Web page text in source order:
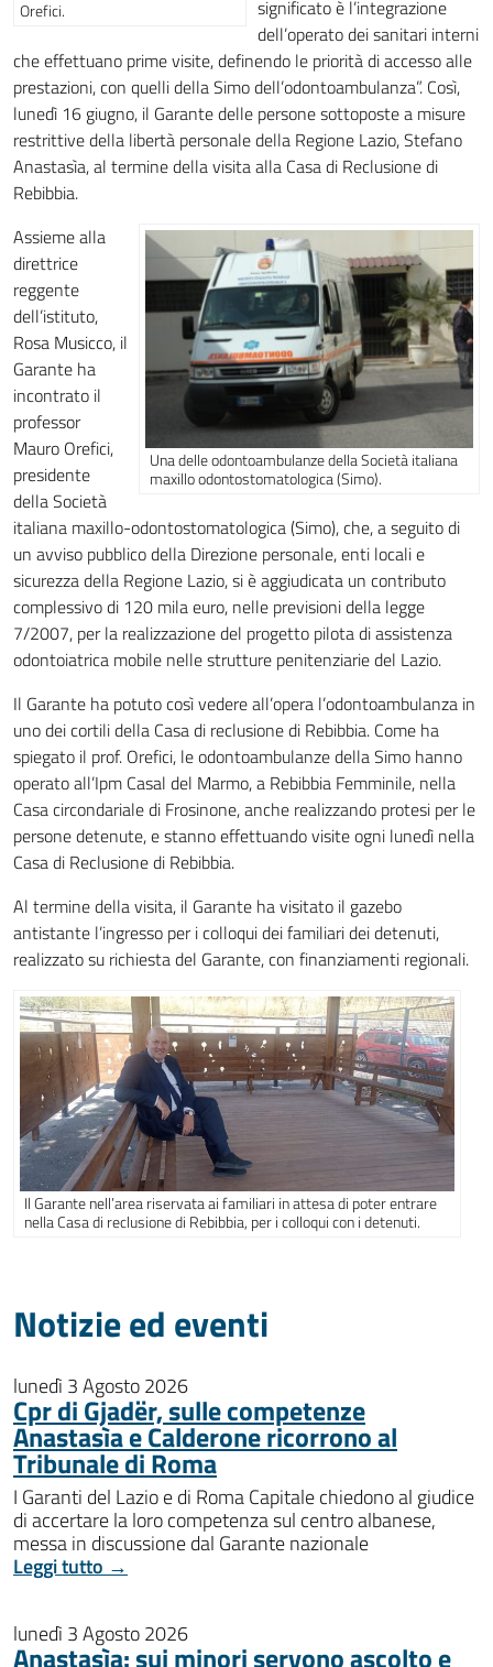
Orefici.
significato è l’integrazione
dell’operato dei sanitari interni
che effettuano prime visite, definendo le priorità di accesso alle
prestazioni, con quelli della Simo dell’odontoambulanza”. Così,
lunedì 16 giugno, il Garante delle persone sottoposte a misure
restrittive della libertà personale della Regione Lazio, Stefano
Anastasìa, al termine della visita alla Casa di Reclusione di
Rebibbia.
Una delle odontoambulanze della Società italiana
maxillo odontostomatologica (Simo).
Assieme alla
direttrice
reggente
dell’istituto,
Rosa Musicco, il
Garante ha
incontrato il
professor
Mauro Orefici,
presidente
della Società
italiana maxillo-odontostomatologica (Simo), che, a seguito di
un avviso pubblico della Direzione personale, enti locali e
sicurezza della Regione Lazio, si è aggiudicata un contributo
complessivo di 120 mila euro, nelle previsioni della legge
7/2007, per la realizzazione del progetto pilota di assistenza
odontoiatrica mobile nelle strutture penitenziarie del Lazio.
Il Garante ha potuto così vedere all’opera l’odontoambulanza in
uno dei cortili della Casa di reclusione di Rebibbia. Come ha
spiegato il prof. Orefici, le odontoambulanze della Simo hanno
operato all’Ipm Casal del Marmo, a Rebibbia Femminile, nella
Casa circondariale di Frosinone, anche realizzando protesi per le
persone detenute, e stanno effettuando visite ogni lunedì nella
Casa di Reclusione di Rebibbia.
Al termine della visita, il Garante ha visitato il gazebo
antistante l’ingresso per i colloqui dei familiari dei detenuti,
realizzato su richiesta del Garante, con finanziamenti regionali.
Il Garante nell’area riservata ai familiari in attesa di poter entrare
nella Casa di reclusione di Rebibbia, per i colloqui con i detenuti.
Notizie ed eventi
lunedì 3 Agosto 2026
Cpr di Gjadër, sulle competenze
Anastasìa e Calderone ricorrono al
Tribunale di Roma
I Garanti del Lazio e di Roma Capitale chiedono al giudice
di accertare la loro competenza sul centro albanese,
messa in discussione dal Garante nazionale
Leggi tutto →
lunedì 3 Agosto 2026
Anastasìa: sui minori servono ascolto e